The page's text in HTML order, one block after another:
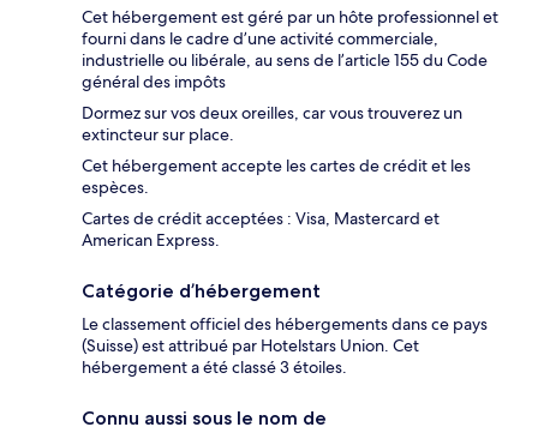
Cet hébergement est géré par un hôte professionnel et
fourni dans le cadre d’une activité commerciale,
industrielle ou libérale, au sens de l’article 155 du Code
général des impôts
Dormez sur vos deux oreilles, car vous trouverez un
extincteur sur place.
Cet hébergement accepte les cartes de crédit et les
espèces.
Cartes de crédit acceptées : Visa, Mastercard et
American Express.
Catégorie d’hébergement
Le classement officiel des hébergements dans ce pays
(Suisse) est attribué par Hotelstars Union. Cet
hébergement a été classé 3 étoiles.
Connu aussi sous le nom de